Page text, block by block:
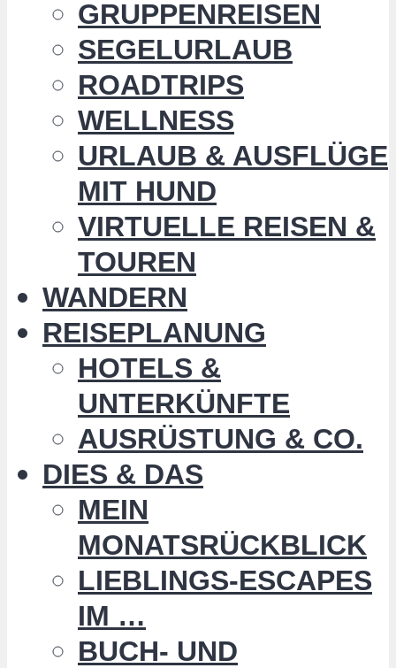
GRUPPENREISEN
SEGELURLAUB
ROADTRIPS
WELLNESS
URLAUB & AUSFLÜGE
MIT HUND
VIRTUELLE REISEN &
TOUREN
WANDERN
REISEPLANUNG
HOTELS &
UNTERKÜNFTE
AUSRÜSTUNG & CO.
DIES & DAS
MEIN
MONATSRÜCKBLICK
LIEBLINGS-ESCAPES
IM …
BUCH- UND